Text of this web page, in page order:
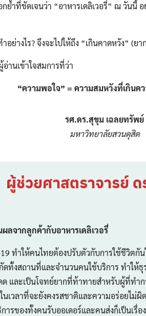
ที่ชัดเจนว่า “อาหารเดลิเวอรี่” ณ วันนี้ อ
งไร? จึงจะไปให้ถึง “เกินคาดหวัง” (ยา
นเข้าใจสมการที่ว่า
“ความพอใจ” = ความสมหวังที่เกินค
รศ.ดร.สุขุม เฉลยทรัพย์
มหาวิทยาลัยสวนดุสิต
ผู้ช่วยศาสตราจารย์
ลจากลูกค้ากับอาหารเดลิเวอรี่
ำให้คนไทยต้องปรับตัวกับการใช้ชีวิตกัน
ทั้งสถานที่และจำนวนคนใช้บริการ ทำให้ธุ
และเป็นโจทย์ยากที่ท้าทายสำหรับผู้ที่ทำก
นเวลาที่จะยังคงรสชาติและความอร่อยไม่
ารของทั้งคนรับออเดอร์และคนส่งก็เป็นเ